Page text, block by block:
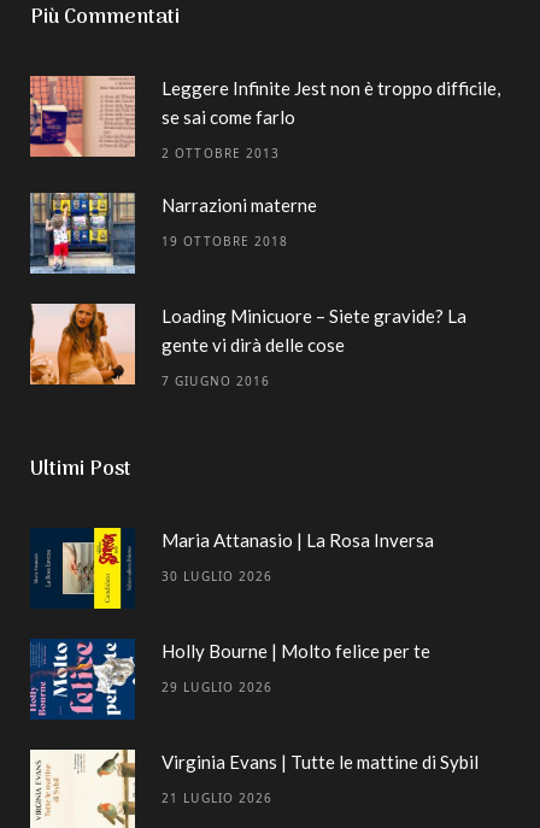
Più Commentati
Leggere Infinite Jest non è troppo difficile,
se sai come farlo
2 OTTOBRE 2013
Narrazioni materne
19 OTTOBRE 2018
Loading Minicuore – Siete gravide? La
gente vi dirà delle cose
7 GIUGNO 2016
Ultimi Post
Maria Attanasio | La Rosa Inversa
30 LUGLIO 2026
Holly Bourne | Molto felice per te
29 LUGLIO 2026
Virginia Evans | Tutte le mattine di Sybil
21 LUGLIO 2026